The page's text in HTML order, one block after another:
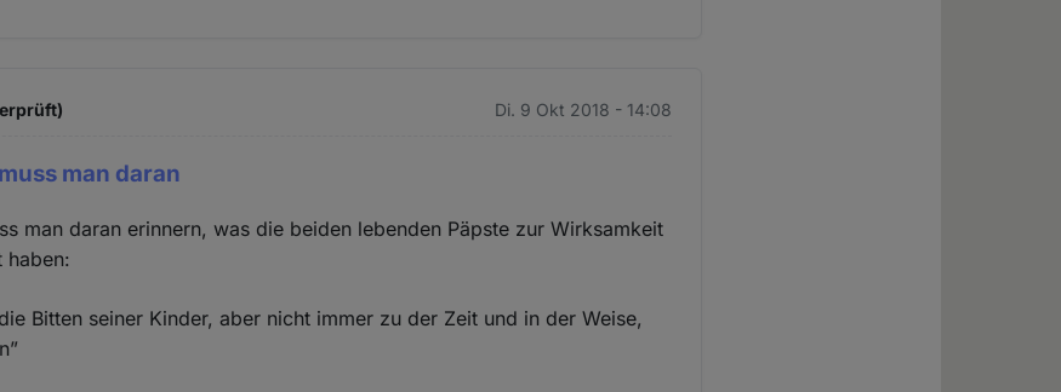
Di. 9 Okt 2018 - 14:08
man daran
man daran erinnern, was die beiden lebenden Päpste zur Wirksamkeit
haben:
Bitten seiner Kinder, aber nicht immer zu der Zeit und in der Weise,